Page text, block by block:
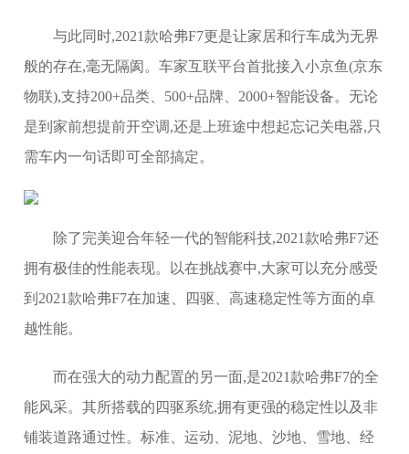
与此同时,2021款哈弗F7更是让家居和行车成为无界
般的存在,毫无隔阂。车家互联平台首批接入小京鱼(京东
物联),支持200+品类、500+品牌、2000+智能设备。无论
是到家前想提前开空调,还是上班途中想起忘记关电器,只
需车内一句话即可全部搞定。
除了完美迎合年轻一代的智能科技,2021款哈弗F7还
拥有极佳的性能表现。以在挑战赛中,大家可以充分感受
到2021款哈弗F7在加速、四驱、高速稳定性等方面的卓
越性能。
而在强大的动力配置的另一面,是2021款哈弗F7的全
能风采。其所搭载的四驱系统,拥有更强的稳定性以及非
铺装道路通过性。标准、运动、泥地、沙地、雪地、经